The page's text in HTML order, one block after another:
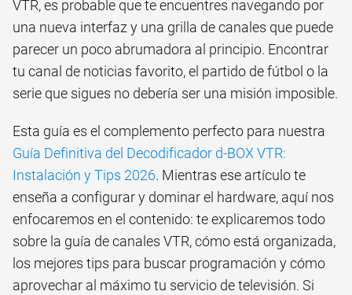
VTR, es probable que te encuentres navegando por
una nueva interfaz y una grilla de canales que puede
parecer un poco abrumadora al principio. Encontrar
tu canal de noticias favorito, el partido de fútbol o la
serie que sigues no debería ser una misión imposible.
Esta guía es el complemento perfecto para nuestra
Guía Definitiva del Decodificador d-BOX VTR:
Instalación y Tips 2026. Mientras ese artículo te
enseña a configurar y dominar el hardware, aquí nos
enfocaremos en el contenido: te explicaremos todo
sobre la guía de canales VTR, cómo está organizada,
los mejores tips para buscar programación y cómo
aprovechar al máximo tu servicio de televisión. Si